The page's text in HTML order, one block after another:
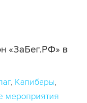
«ЗаБег.РФ» в
Капибары
мероприятия